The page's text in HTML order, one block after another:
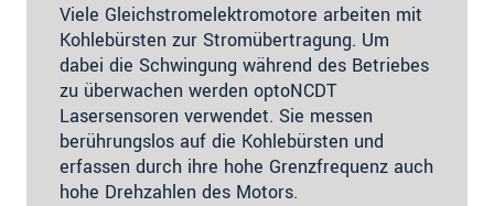
Viele Gleichstromelektromotore arbeiten mit
Kohlebürsten zur Stromübertragung. Um
dabei die Schwingung während des Betriebes
zu überwachen werden optoNCDT
Lasersensoren verwendet. Sie messen
berührungslos auf die Kohlebürsten und
erfassen durch ihre hohe Grenzfrequenz auch
hohe Drehzahlen des Motors.